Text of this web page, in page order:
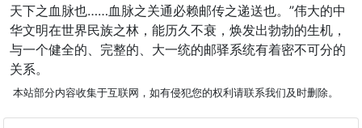
天下之血脉也……血脉之关通必赖邮传之递送也。”伟大的中
华文明在世界民族之林，能历久不衰，焕发出勃勃的生机，
与一个健全的、完整的、大一统的邮驿系统有着密不可分的
关系。
本站部分内容收集于互联网，如有侵犯您的权利请联系我们及时删除。